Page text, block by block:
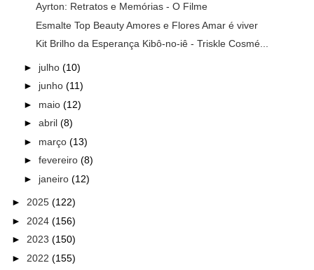
Ayrton: Retratos e Memórias - O Filme
Esmalte Top Beauty Amores e Flores Amar é viver
Kit Brilho da Esperança Kibô-no-iê - Triskle Cosmé...
► julho (10)
► junho (11)
► maio (12)
► abril (8)
► março (13)
► fevereiro (8)
► janeiro (12)
► 2025 (122)
► 2024 (156)
► 2023 (150)
► 2022 (155)